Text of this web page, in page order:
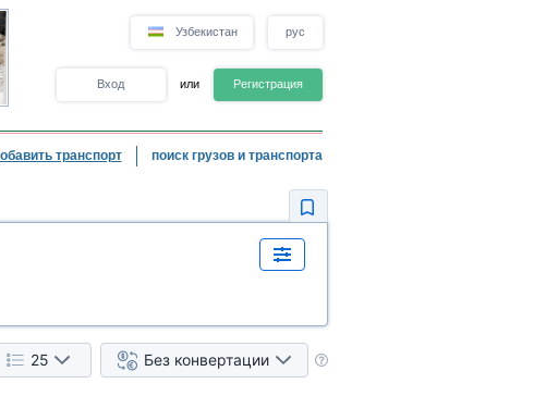
Узбекистан рус
Вход или Регистрация
транспорт поиск грузов и транспорта
25 Без конвертации